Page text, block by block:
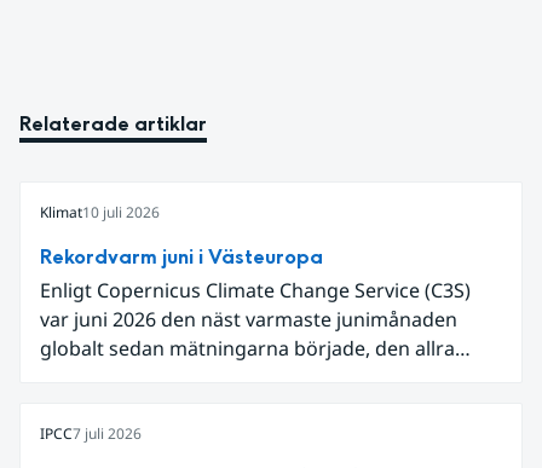
Relaterade artiklar
Klimat10 juli 2026
Rekordvarm juni i Västeuropa
Enligt Copernicus Climate Change Service (C3S)
var juni 2026 den näst varmaste junimånaden
globalt sedan mätningarna började, den allra
begränsar oss till Västeuropa var det den allra
IPCC7 juli 2026